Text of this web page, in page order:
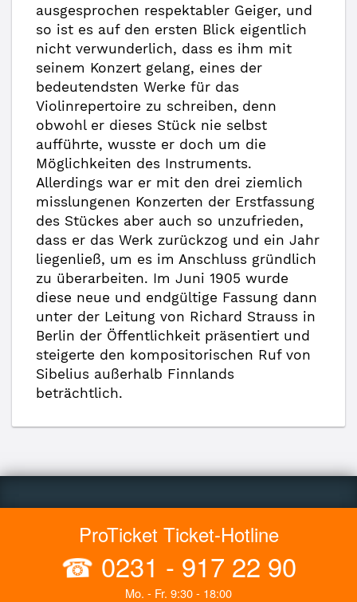
ausgesprochen respektabler Geiger, und
so ist es auf den ersten Blick eigentlich
nicht verwunderlich, dass es ihm mit
seinem Konzert gelang, eines der
bedeutendsten Werke für das
Violinrepertoire zu schreiben, denn
obwohl er dieses Stück nie selbst
aufführte, wusste er doch um die
Möglichkeiten des Instruments.
Allerdings war er mit den drei ziemlich
misslungenen Konzerten der Erstfassung
des Stückes aber auch so unzufrieden,
dass er das Werk zurückzog und ein Jahr
liegenließ, um es im Anschluss gründlich
zu überarbeiten. Im Juni 1905 wurde
diese neue und endgültige Fassung dann
unter der Leitung von Richard Strauss in
Berlin der Öffentlichkeit präsentiert und
steigerte den kompositorischen Ruf von
Sibelius außerhalb Finnlands
beträchtlich.
ProTicket Ticket-Hotline
☎ 0231 - 917 22 90
Mo. - Fr. 9:30 - 18:00